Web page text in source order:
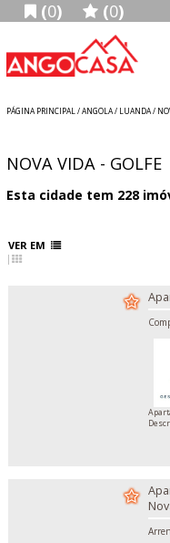
(0) (0)
PÁGINA PRINCIPAL /ANGOLA/ LUANDA /
NOVA VIDA - GOLFE
Esta cidade tem 228
VER EM